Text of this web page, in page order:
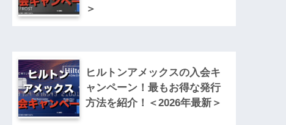
＞
ヒルトンアメックスの入会キ
ャンペーン！最もお得な発行
方法を紹介！＜2026年最新＞